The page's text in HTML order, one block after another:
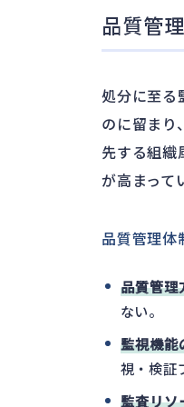
品質管
処分に至る
のに留まり
先する組織
が高まって
品質管理体
品質管理
ない。
監視機能
視・検証
監査リソ